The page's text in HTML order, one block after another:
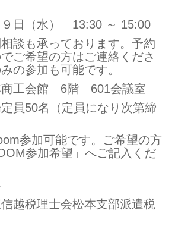
日（水） 13:30 ～ 15:00
承っております。予約
ご希望の方はご連絡くださ
の参加も可能です。
商工会館 6階 601会議室
員50名（定員になり次第締
可能です。ご希望の方
参加希望」へご記入くだ
越税理士会松本支部派遣税